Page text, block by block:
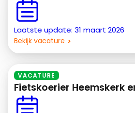
Laatste update: 31 maart 2026
Bekijk vacature
VACATURE
Fietskoerier Heemskerk